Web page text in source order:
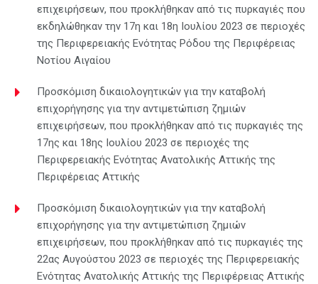
επιχειρήσεων, που προκλήθηκαν από τις πυρκαγιές που
εκδηλώθηκαν την 17η και 18η Ιουλίου 2023 σε περιοχές
της Περιφερειακής Ενότητας Ρόδου της Περιφέρειας
Νοτίου Αιγαίου
Προσκόμιση δικαιολογητικών για την καταβολή
επιχορήγησης για την αντιμετώπιση ζημιών
επιχειρήσεων, που προκλήθηκαν από τις πυρκαγιές της
17ης και 18ης Ιουλίου 2023 σε περιοχές της
Περιφερειακής Ενότητας Ανατολικής Αττικής της
Περιφέρειας Αττικής
Προσκόμιση δικαιολογητικών για την καταβολή
επιχορήγησης για την αντιμετώπιση ζημιών
επιχειρήσεων, που προκλήθηκαν από τις πυρκαγιές της
22ας Αυγούστου 2023 σε περιοχές της Περιφερειακής
Ενότητας Ανατολικής Αττικής της Περιφέρειας Αττικής